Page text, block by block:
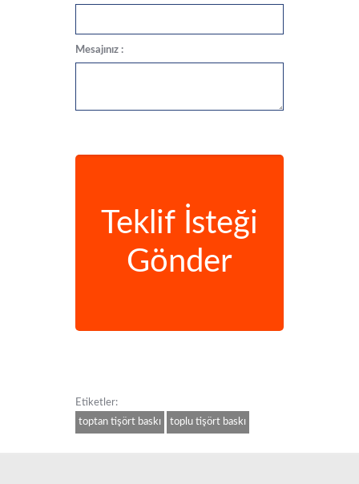
Mesajınız :
Teklif İsteği
Gönder
Etiketler:
toptan tişört baskı
toplu tişört baskı